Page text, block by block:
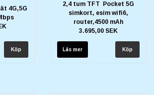
4G,5G
2,4 tum TFT Pocket 5G
simkort, esim wifi6,
router,4500 mAh
3.695,00 SEK
Läs mer